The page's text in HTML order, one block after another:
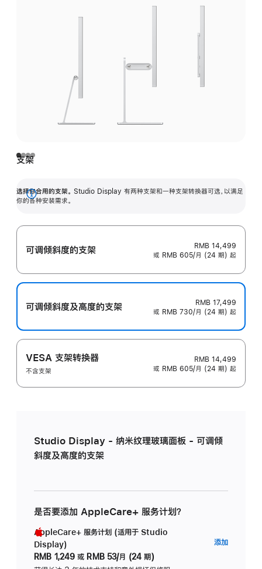
支架
选择你合用的支架。 Studio Display 有两种支架和一种支架转换器可选，以满足
你的各种安装需求。
展
可调倾斜度的支架
RMB 14,499
或 RMB 605/月 (24 期) 起
可调倾斜度及高‍度的支‍架
RMB 17,499
或 RMB 730/月 (24 期) 起
VESA 支架转换器
不含支架
RMB 14,499
或 RMB 605/月 (24 期) 起
Studio Display - 纳米纹理玻璃面板 - 可调倾
斜度及高度的支架
是否要添加 AppleCare+ 服务计划？
AppleCare+ 服务计划 (适用于 Studio
Display)
RMB 1,249 或 RMB 53/月 (24 期)
添加